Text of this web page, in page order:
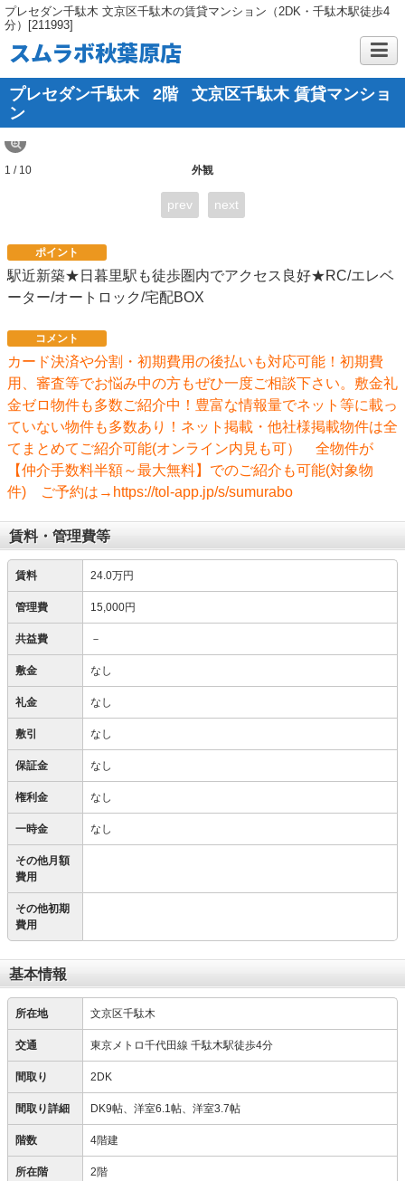
プレセダン千駄木 文京区千駄木の賃貸マンション（2DK・千駄木駅徒歩4
分）[211993]
スムラボ秋葉原店
プレセダン千駄木 2階
文京区千駄木 賃貸マンショ
ン
外観
1 / 10
prev next
ポイント
駅近新築★日暮里駅も徒歩圏内でアクセス良好★RC/エレベ
ーター/オートロック/宅配BOX
コメント
カード決済や分割・初期費用の後払いも対応可能！初期費
用、審査等でお悩み中の方もぜひ一度ご相談下さい。敷金礼
金ゼロ物件も多数ご紹介中！豊富な情報量でネット等に載っ
ていない物件も多数あり！ネット掲載・他社様掲載物件は全
てまとめてご紹介可能(オンライン内見も可） 全物件が
【仲介手数料半額～最大無料】でのご紹介も可能(対象物
件) ご予約は→https://tol-app.jp/s/sumurabo
賃料・管理費等
賃料 24.0万円
管理費 15,000円
共益費 －
敷金 なし
礼金 なし
敷引 なし
保証金 なし
権利金 なし
一時金 なし
その他月額
費用
その他初期
費用
基本情報
所在地 文京区千駄木
交通 東京メトロ千代田線 千駄木駅徒歩4分
間取り 2DK
間取り詳細 DK9帖、洋室6.1帖、洋室3.7帖
階数 4階建
所在階 2階